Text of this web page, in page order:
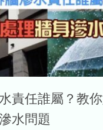
責任誰屬？教
水問題